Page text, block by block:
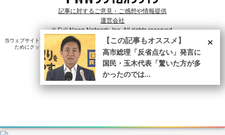
記事に対するご意見・ご感想や情報提供
運営会社
© Fuji News Network, Inc. All rights reserved.
当ウェブサイトでは、ユーザのニーズ・興味・関⼼に合致したコンテンツや広告配信を提供する
ためにクッキーを使⽤しています。詳細は、
プライバシーポリシー をご確認ください。×
【この記事もオススメ】
高市総理「反省点ない」発言に
国民・玉木代表「驚いた方が多
かったのでは...